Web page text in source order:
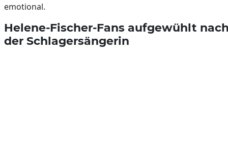
emotional.
Helene-Fischer-Fans aufgewühlt
der Schlagersängerin